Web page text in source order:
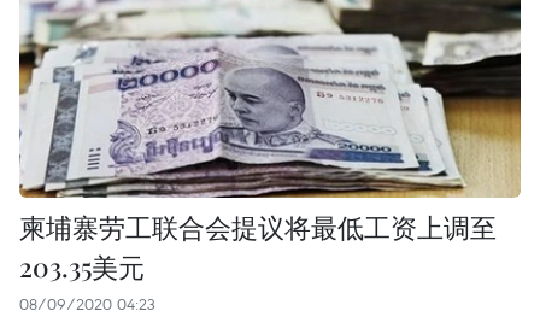
柬埔寨劳工联合会提议将最低工资上调至
203.35美元
08/09/2020 04:23